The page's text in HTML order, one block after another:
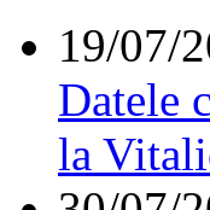
19/07/
Datele
la